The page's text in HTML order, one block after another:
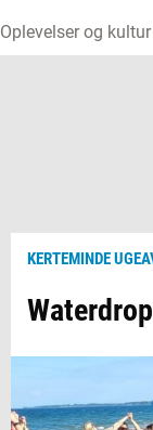
Oplevelser og kultur
KERTEMINDE